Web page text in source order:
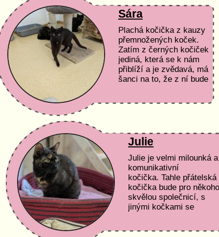
Sára
Plachá kočička z kauzy
přemnožených koček.
Zatím z černých kočiček
jediná, která se k nám
přiblíží a je zvědavá, má
šanci na to, že z ní bude
Julie
Julie je velmi milounká a
komunikativní
kočička. Tahle přátelská
kočička bude pro
skvělou společnicí, s
jinými kočkami se